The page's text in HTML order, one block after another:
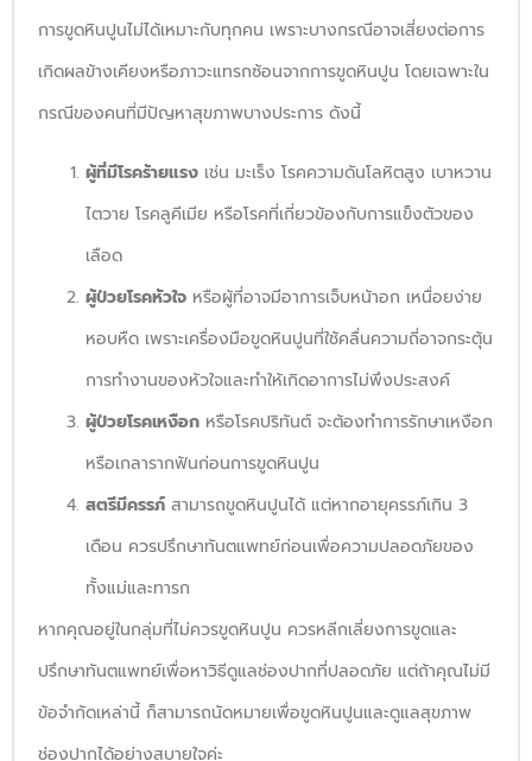
การขูดหินปูนไม่ได้เหมาะกับทุกคน เพราะบางกรณีอาจเสี่ยงต่อการ
เกิดผลข้างเคียงหรือภาวะแทรกซ้อนจากการขูดหินปูน โดยเฉพาะใน
กรณีของคนที่มีปัญหาสุขภาพบางประการ ดังนี้
ผู้ที่มีโรคร้ายแรง เช่น มะเร็ง โรคความดันโลหิตสูง เบาหวาน
ไตวาย โรคลูคีเมีย หรือโรคที่เกี่ยวข้องกับการแข็งตัวของ
เลือด
ผู้ป่วยโรคหัวใจ หรือผู้ที่อาจมีอาการเจ็บหน้าอก เหนื่อยง่าย
หอบหืด เพราะเครื่องมือขูดหินปูนที่ใช้คลื่นความถี่อาจกระตุ้น
การทำงานของหัวใจและทำให้เกิดอาการไม่พึงประสงค์
ผู้ป่วยโรคเหงือก หรือโรคปริทันต์ จะต้องทำการรักษาเหงือก
หรือเกลารากฟันก่อนการขูดหินปูน
สตรีมีครรภ์ สามารถขูดหินปูนได้ แต่หากอายุครรภ์เกิน 3
เดือน ควรปรึกษาทันตแพทย์ก่อนเพื่อความปลอดภัยของ
ทั้งแม่และทารก
หากคุณอยู่ในกลุ่มที่ไม่ควรขูดหินปูน ควรหลีกเลี่ยงการขูดและ
ปรึกษาทันตแพทย์เพื่อหาวิธีดูแลช่องปากที่ปลอดภัย แต่ถ้าคุณไม่มี
ข้อจำกัดเหล่านี้ ก็สามารถนัดหมายเพื่อขูดหินปูนและดูแลสุขภาพ
ช่องปากได้อย่างสบายใจค่ะ